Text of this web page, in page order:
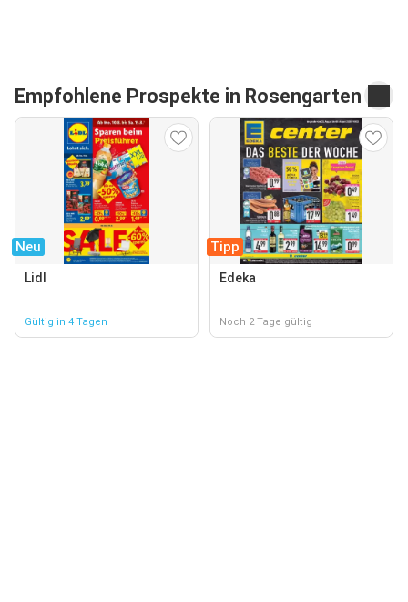
Empfohlene Prospekte in Rosengarten
Neu
Lidl
Gültig in 4 Tagen
Tipp
Edeka
Noch 2 Tage gültig